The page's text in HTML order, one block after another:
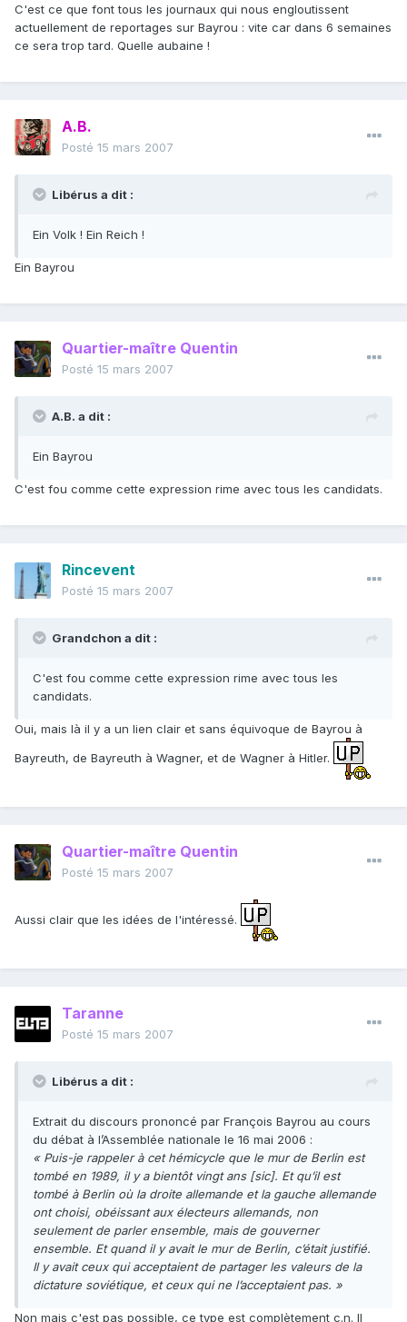
C'est ce que font tous les journaux qui nous engloutissent
actuellement de reportages sur Bayrou : vite car dans 6 semaines
ce sera trop tard. Quelle aubaine !
A.B.
Posté 15 mars 2007
Libérus a dit :
Ein Volk ! Ein Reich !
Ein Bayrou
Quartier-maître Quentin
Posté 15 mars 2007
A.B. a dit :
Ein Bayrou
C'est fou comme cette expression rime avec tous les candidats.
Rincevent
Posté 15 mars 2007
Grandchon a dit :
C'est fou comme cette expression rime avec tous les
candidats.
Oui, mais là il y a un lien clair et sans équivoque de Bayrou à
Bayreuth, de Bayreuth à Wagner, et de Wagner à Hitler.
Quartier-maître Quentin
Posté 15 mars 2007
Aussi clair que les idées de l'intéressé.
Taranne
Posté 15 mars 2007
Libérus a dit :
Extrait du discours prononcé par François Bayrou au cours
du débat à l’Assemblée nationale le 16 mai 2006 :
« Puis-je rappeler à cet hémicycle que le mur de Berlin est
tombé en 1989, il y a bientôt vingt ans [sic]. Et qu’il est
tombé à Berlin où la droite allemande et la gauche allemande
ont choisi, obéissant aux électeurs allemands, non
seulement de parler ensemble, mais de gouverner
ensemble. Et quand il y avait le mur de Berlin, c’était justifié.
Il y avait ceux qui acceptaient de partager les valeurs de la
dictature soviétique, et ceux qui ne l’acceptaient pas. »
Non mais c'est pas possible, ce type est complètement c.n. Il